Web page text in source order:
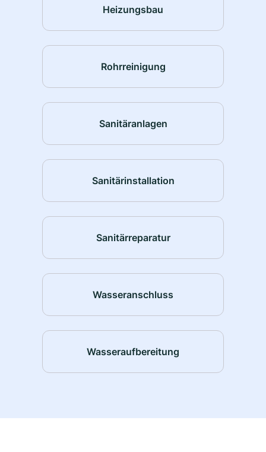
Heizungsbau
Rohrreinigung
Sanitäranlagen
Sanitärinstallation
Sanitärreparatur
Wasseranschluss
Wasseraufbereitung